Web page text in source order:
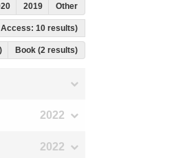
2019 Other
10 results)
Book (2 results)
2022
2022